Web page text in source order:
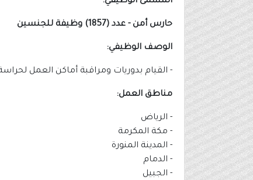
حارس أمن - عدد (1857) وظيفة للجنسين
الوصف الوظيفي:
- القيام بدوريات ومراقبة أماكن العمل
مناطق العمل:
- الرياض
- مكة المكرمة
- المدينة المنورة
- الدمام
- الجبيل